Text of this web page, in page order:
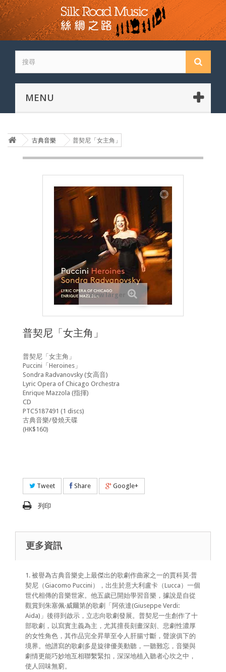
MENU
古典音樂 普契尼「女主角」
View larger
普契尼「女主角」
普契尼「女主角」
Puccini「Heroines」
Sondra Radvanovsky (女高音)
Lyric Opera of Chicago Orchestra
Enrique Mazzola (指揮)
CD
PTC5187491 (1 discs)
古典音樂/發燒天碟
(HK$160)
Tweet Share Google+
列印
更多資訊
1. 被譽為古典音樂史上最傑出的歌劇作曲家之一的賈科莫‧普
契尼（Giacomo Puccini），出生於意大利盧卡（Lucca）一個
世代相傳的音樂世家。他五歲已開始學習音樂，據說是自從
觀賞到朱塞佩‧威爾第的歌劇「阿依達(Giuseppe Verdi:
Aida)」後得到啟示，立志向歌劇發展。普契尼一生創作了十
部歌劇，以寫實主義為主，尤其擅長刻畫深刻、悲劇性濃厚
的女性角色，其作品完全昇華至令人肝腸寸斷，聲淚俱下的
境界。他譜寫的歌劇多是旋律優美動聽，一聽難忘，音樂與
劇情更能巧妙地互相聯繫緊扣，深深地植入聽者心坎之中，
使人回味無窮。